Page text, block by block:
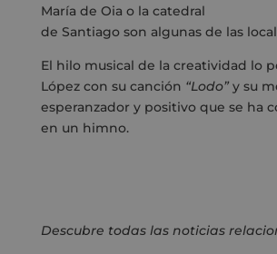
María de Oia o la catedral
de Santiago son algunas de las
El hilo musical de la creatividad lo
López con su canción “Lodo”y su
esperanzador y positivo que se ha
en un himno.
Descubre todas las noticias